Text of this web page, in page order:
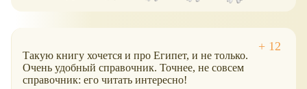
Такую книгу хочется и про Египет, и не только.
Очень удобный справочник. Точнее, не совсем
справочник: его читать интересно!